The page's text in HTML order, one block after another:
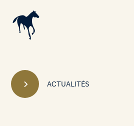
ACTUALITÉS
Navigation
principale